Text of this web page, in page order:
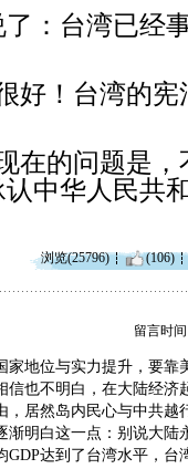
：台湾已经
好！台湾的
在的问题是
中华人民共
浏览(25796) (106)
留言时间
家地位与实力提升，要靠
信也不明白，在大陆经济
，居然岛内民心与中共越
渐明白这一点：别说大陆
GDP达到了台湾水平，台